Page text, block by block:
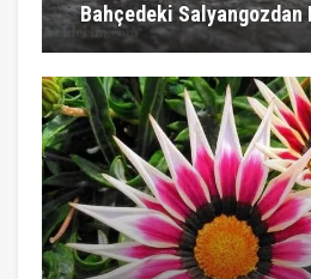
Bahçedeki Salyangozdan